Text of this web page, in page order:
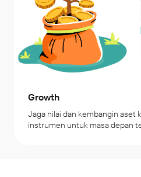
Growth
Jaga nilai dan kembangin aset
instrumen untuk masa depan